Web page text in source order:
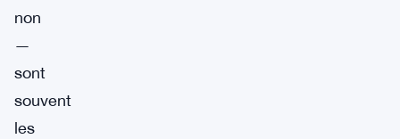
non
—
sont
souvent
les